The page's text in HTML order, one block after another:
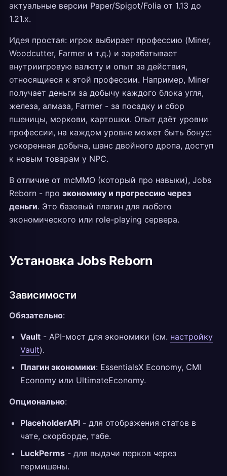
актуальные версии Paper/Spigot/Folia от 1.13 до
1.21.x.
Идея простая: игрок выбирает профессию (Miner,
Woodcutter, Farmer и т.д.) и зарабатывает
внутриигровую валюту и опыт за действия,
относящиеся к этой профессии. Например, Miner
получает деньги за добычу каждого блока угля,
железа, алмаза, Farmer - за посадку и сбор
пшеницы, моркови, картошки. Опыт даёт уровни
профессии, на каждом уровне может быть бонус:
ускоренная добыча, шанс двойного дропа, доступ
к новым товарам у NPC.
В отличие от mcMMO (который про навыки), Jobs
Reborn - про экономику и прогрессию через
деньги. Это базовый плагин для любого
экономического или role-playing сервера.
Установка Jobs Reborn
Зависимости
Обязательно:
Vault - API-мост для экономики (см. настройку
Vault).
Плагин экономики: EssentialsX Economy, CMI
Economy или UltimateEconomy.
Опционально:
PlaceholderAPI - для отображения статов в
чате, скорборде, табе.
LuckPerms - для выдачи перков через
пермишены.